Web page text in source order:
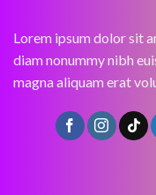
Lorem ipsum dolor sit
diam nonummy nibh
magna aliquam erat